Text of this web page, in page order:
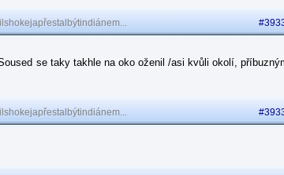
se taky takhle na oko oženil /asi kvůli okolí,